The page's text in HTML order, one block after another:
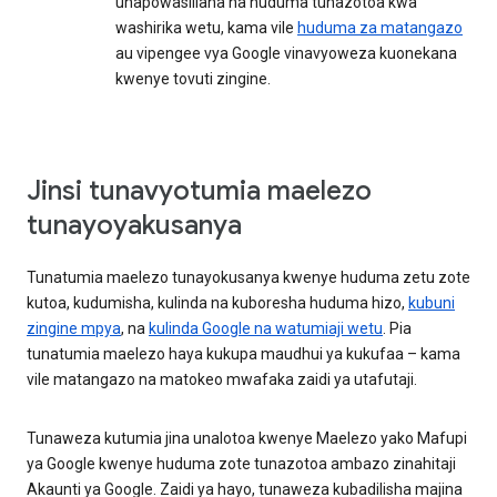
washirika wetu, kama vile huduma za matangazo
au vipengee vya Google vinavyoweza kuonekana
kwenye tovuti zingine.
Jinsi tunavyotumia maelezo
tunayoyakusanya
Tunatumia maelezo tunayokusanya kwenye huduma zetu zote
kutoa, kudumisha, kulinda na kuboresha huduma hizo, kubuni
zingine mpya, na kulinda Google na watumiaji wetu. Pia
tunatumia maelezo haya kukupa maudhui ya kukufaa – kama
vile matangazo na matokeo mwafaka zaidi ya utafutaji.
Tunaweza kutumia jina unalotoa kwenye Maelezo yako Mafupi
ya Google kwenye huduma zote tunazotoa ambazo zinahitaji
Akaunti ya Google. Zaidi ya hayo, tunaweza kubadilisha majina